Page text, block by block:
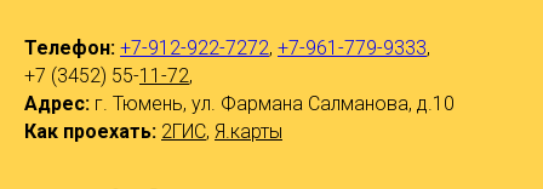
Телефон: +7-912-922-7272, +7-961-779-9333,
+7 (3452) 55-11-72,
Адрес: г. Тюмень, ул. Фармана Салманова, д.10
Как проехать: 2ГИС, Я.карты